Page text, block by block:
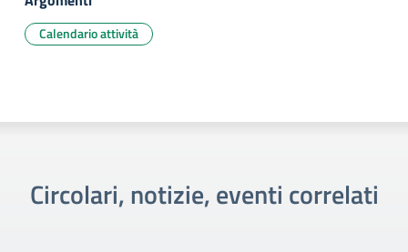
Calendario attività
Circolari, notizie, eventi correlati